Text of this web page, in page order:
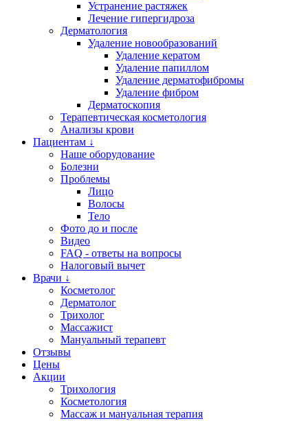
Устранение растяжек
Лечение гипергидроза
Дерматология
Удаление новообразований
Удаление кератом
Удаление папиллом
Удаление дерматофибромы
Удаление фибром
Дерматоскопия
Терапевтическая косметология
Анализы крови
Пациентам ↓
Наше оборудование
Болезни
Проблемы
Лицо
Волосы
Тело
Фото до и после
Видео
FAQ - ответы на вопросы
Налоговый вычет
Врачи ↓
Косметолог
Дерматолог
Трихолог
Массажист
Мануальный терапевт
Отзывы
Цены
Акции
Трихология
Косметология
Массаж и мануальная терапия